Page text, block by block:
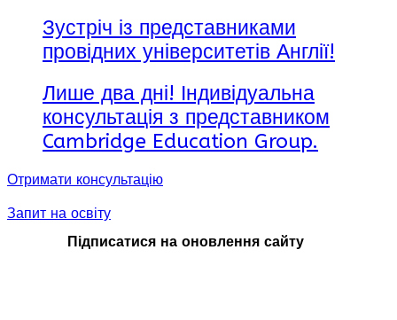
Зустріч із представниками
провідних університетів Англії!
Лише два дні! Індивідуальна
консультація з представником
Cambridge Education Group.
Отримати консультацію
Запит на освіту
Підписатися на оновлення сайту